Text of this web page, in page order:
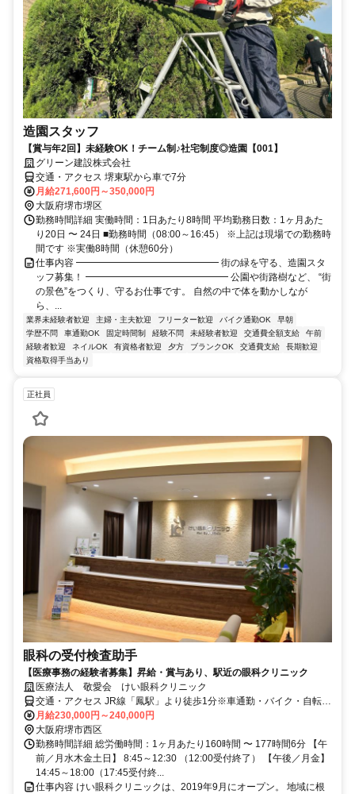
造園スタッフ
【賞与年2回】未経験OK！チーム制♪社宅制度◎造園【001】
グリーン建設株式会社
交通・アクセス 堺東駅から車で7分
月給271,600円～350,000円
大阪府堺市堺区
勤務時間詳細 実働時間：1日あたり8時間 平均勤務日数：1ヶ月あた
り20日 〜 24日 ■勤務時間（08:00～16:45） ※上記は現場での勤務時
間です ※実働8時間（休憩60分）
仕事内容 ━━━━━━━━━━━━━━━ 街の緑を守る、造園スタ
ッフ募集！ ━━━━━━━━━━━━━━━ 公園や街路樹など、 “街
の景色”をつくり、守るお仕事です。 自然の中で体を動かしなが
ら、...
業界未経験者歓迎 主婦・主夫歓迎 フリーター歓迎 バイク通勤OK
早朝
学歴不問
車通勤OK 固定時間制 経験不問 未経験者歓迎 交通費全額支給
午前
経験者歓迎
ネイルOK 有資格者歓迎 夕方 ブランクOK 交通費支給
長期歓迎
資格取得手当あり
正社員
眼科の受付検査助手
【医療事務の経験者募集】昇給・賞与あり、駅近の眼科クリニック
医療法人 敬愛会 けい眼科クリニック
交通・アクセス JR線「鳳駅」より徒歩1分※車通勤・バイク・自転車
通勤OK
月給230,000円～240,000円
大阪府堺市西区
勤務時間詳細 総労働時間：1ヶ月あたり160時間 〜 177時間6分 【午
前／月水木金土日】 8:45～12:30 （12:00受付終了） 【午後／月金】
14:45～18:00（17:45受付終...
仕事内容 けい眼科クリニックは、2019年9月にオープン。 地域に根